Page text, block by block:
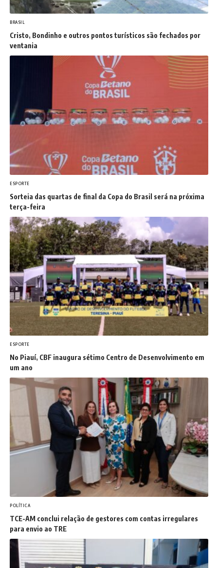
BRASIL
Cristo, Bondinho e outros pontos turísticos são fechados por
ventania
ESPORTE
Sorteia das quartas de final da Copa do Brasil será na próxima
terça-feira
ESPORTE
No Piauí, CBF inaugura sétimo Centro de Desenvolvimento em
um ano
POLÍTICA
TCE-AM conclui relação de gestores com contas irregulares
para envio ao TRE